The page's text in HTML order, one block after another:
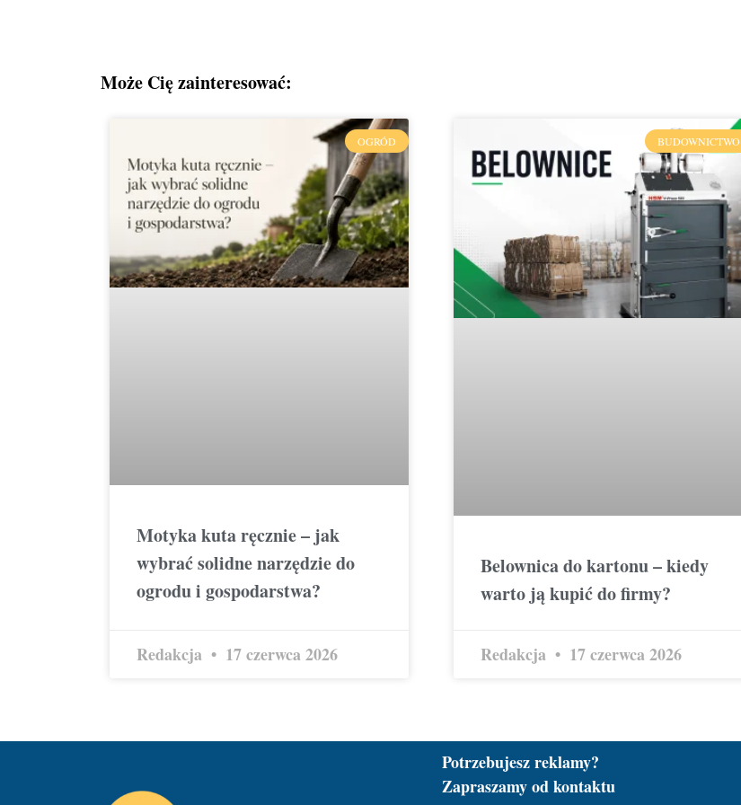
Może Cię zainteresować:
OGRÓD
Motyka kuta ręcznie – jak
wybrać solidne narzędzie do
ogrodu i gospodarstwa?
Redakcja 17 czerwca 2026
BUDOWNICTWO
Belownica do kartonu – kiedy
warto ją kupić do firmy?
Redakcja 17 czerwca 2026
Potrzebujesz reklamy?
Zapraszamy od kontaktu